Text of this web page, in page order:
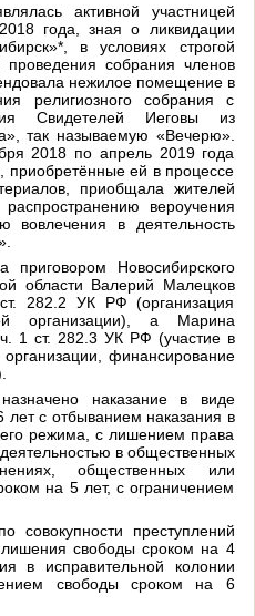
активной участницей
года, зная о ликвидации
в условиях строгой
собрания членов
нежилое помещение в
религиозного собрания с
Свидетелей Иеговы из
так называемую «Вечерю».
2018 по апрель 2019 года
ей в процессе
приобщала жителей
вероучения
вовлечения в деятельность
приговором Новосибирского
области Валерий Малецков
282.2 УК РФ (организация
организации), а Марина
1 ст. 282.3 УК РФ (участие в
организации, финансирование
наказание в виде
с отбыванием наказания в
режима, с лишением права
в общественных
общественных или
на 5 лет, с ограничением
совокупности преступлений
свободы сроком на 4
в исправительной колонии
свободы сроком на 6